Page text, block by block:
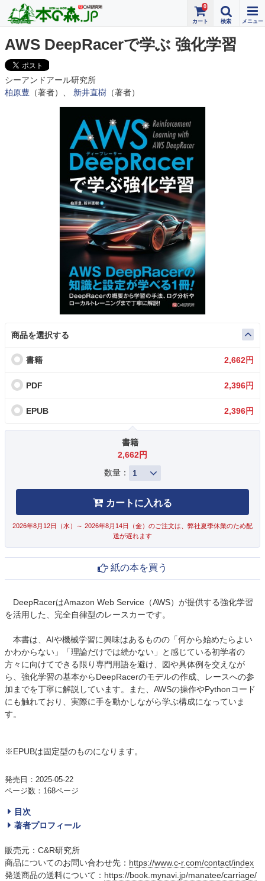
0
AWS DeepRacerで学ぶ 強化学習
シーアンドアール研究所
柏原豊 （著者）、 新井直樹 （著者）
商品を選択する
書籍 2,662円
PDF 2,396円
EPUB 2,396円
書籍
2,662円
数量：
カートに入れる
2026年8月12日（水）～ 2026年8月14日（金）のご注文は、弊社夏季休業のため配
送が遅れます
紙の本を買う
DeepRacerはAmazon Web Service（AWS）が提供する強化学習
を活用した、完全自律型のレースカーです。
本書は、AIや機械学習に興味はあるものの「何から始めたらよい
かわからない」「理論だけでは続かない」と感じている初学者の
方々に向けてできる限り専門用語を避け、図や具体例を交えなが
ら、強化学習の基本からDeepRacerのモデルの作成、レースへの参
加までを丁寧に解説しています。また、AWSの操作やPythonコード
にも触れており、実際に手を動かしながら学ぶ構成になっていま
す。
※EPUBは固定型のものになります。
発売日：2025-05-22
ページ数：168ページ
目次
著者プロフィール
販売元：C&R研究所
商品についてのお問い合わせ先： https://www.c-r.com/contact/index
発送商品の送料について： https://book.mynavi.jp/manatee/carriage/